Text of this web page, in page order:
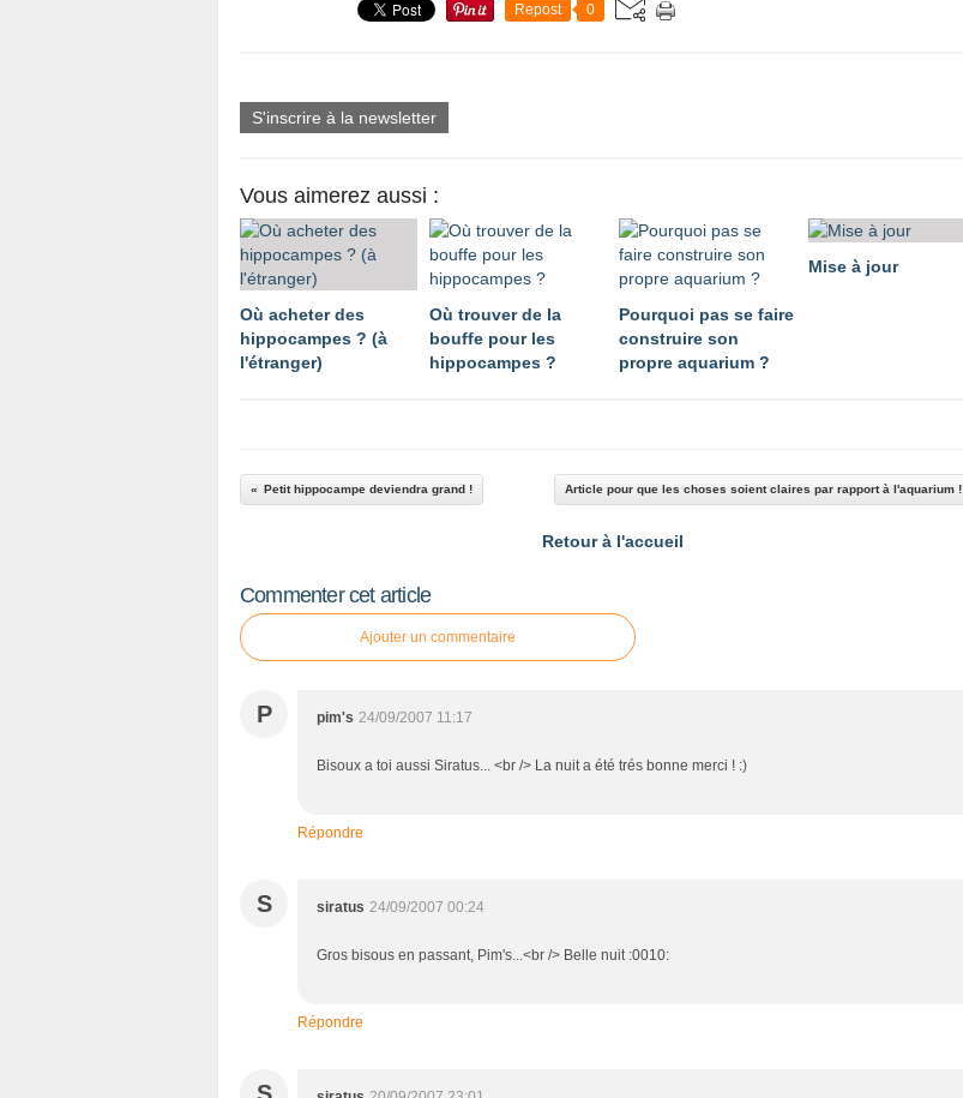
Repost 0
S'inscrire à la newsletter
Vous aimerez aussi :
Où acheter des
hippocampes ? (à
l'étranger)
Où trouver de la
bouffe pour les
hippocampes ?
Pourquoi pas se faire
construire son
propre aquarium ?
Mise à jour
Petit hippocampe deviendra grand ! Article pour que les choses soient claires par rapport à l'aquarium !
Retour à l'accueil
Commenter cet article
Ajouter un commentaire
P pim's 24/09/2007 11:17
Bisoux a toi aussi Siratus... <br /> La nuit a été trés bonne merci ! :)
Répondre
S siratus 24/09/2007 00:24
Gros bisous en passant, Pim's...<br /> Belle nuit :0010:
Répondre